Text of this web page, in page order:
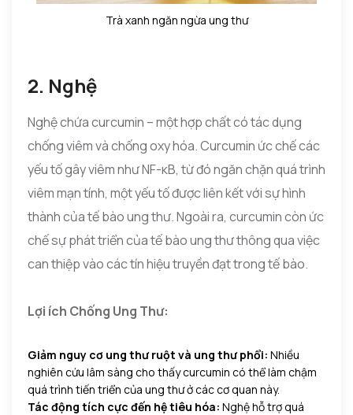
Trà xanh ngăn ngừa ung thư
2. Nghệ
Nghệ chứa curcumin – một hợp chất có tác dụng
chống viêm và chống oxy hóa. Curcumin ức chế các
yếu tố gây viêm như NF-κB, từ đó ngăn chặn quá trình
viêm mạn tính, một yếu tố được liên kết với sự hình
thành của tế bào ung thư. Ngoài ra, curcumin còn ức
chế sự phát triển của tế bào ung thư thông qua việc
can thiệp vào các tín hiệu truyền đạt trong tế bào.
Lợi ích Chống Ung Thư:
Giảm nguy cơ ung thư ruột và ung thư phổi: Nhiều
nghiên cứu lâm sàng cho thấy curcumin có thể làm chậm
quá trình tiến triển của ung thư ở các cơ quan này.
Tác động tích cực đến hệ tiêu hóa: Nghệ hỗ trợ quá